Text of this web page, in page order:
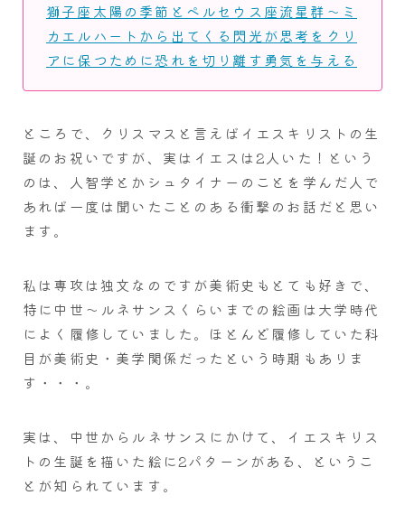
獅子座太陽の季節とペルセウス座流星群～ミ
カエルハートから出てくる閃光が思考をクリ
アに保つために恐れを切り離す勇気を与える
ところで、クリスマスと言えばイエスキリストの生
誕のお祝いですが、実はイエスは2人いた！という
のは、人智学とかシュタイナーのことを学んだ人で
あれば一度は聞いたことのある衝撃のお話だと思い
ます。
私は専攻は独文なのですが美術史もとても好きで、
特に中世～ルネサンスくらいまでの絵画は大学時代
によく履修していました。ほとんど履修していた科
目が美術史・美学関係だったという時期もありま
す・・・。
実は、中世からルネサンスにかけて、イエスキリス
トの生誕を描いた絵に2パターンがある、というこ
とが知られています。